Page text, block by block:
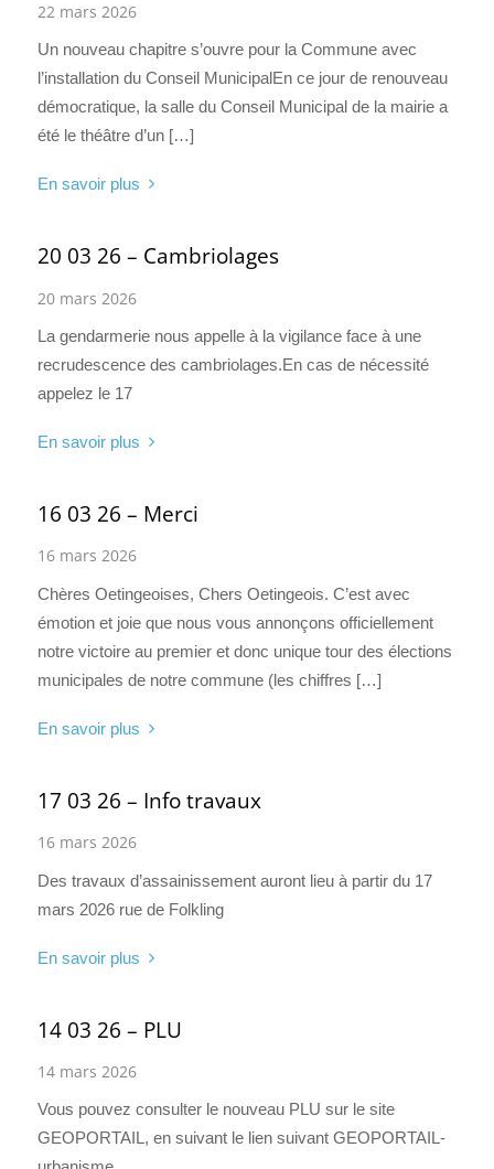
22 mars 2026
Un nouveau chapitre s’ouvre pour la Commune avec
l’installation du Conseil MunicipalEn ce jour de renouveau
démocratique, la salle du Conseil Municipal de la mairie a
été le théâtre d’un […]
En savoir plus
20 03 26 – Cambriolages
20 mars 2026
La gendarmerie nous appelle à la vigilance face à une
recrudescence des cambriolages.En cas de nécessité
appelez le 17
En savoir plus
16 03 26 – Merci
16 mars 2026
Chères Oetingeoises, Chers Oetingeois. C’est avec
émotion et joie que nous vous annonçons officiellement
notre victoire au premier et donc unique tour des élections
municipales de notre commune (les chiffres […]
En savoir plus
17 03 26 – Info travaux
16 mars 2026
Des travaux d’assainissement auront lieu à partir du 17
mars 2026 rue de Folkling
En savoir plus
14 03 26 – PLU
14 mars 2026
Vous pouvez consulter le nouveau PLU sur le site
GEOPORTAIL, en suivant le lien suivant GEOPORTAIL-